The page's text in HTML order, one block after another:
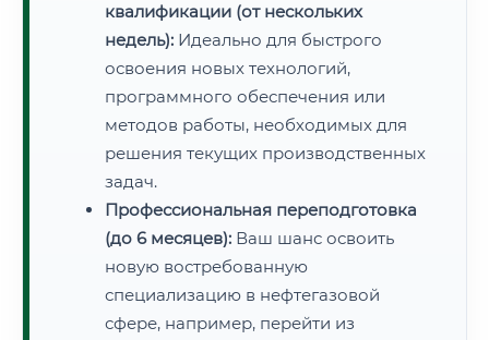
квалификации (от нескольких
недель): Идеально для быстрого
освоения новых технологий,
программного обеспечения или
методов работы, необходимых для
решения текущих производственных
задач.
Профессиональная переподготовка
(до 6 месяцев): Ваш шанс освоить
новую востребованную
специализацию в нефтегазовой
сфере, например, перейти из